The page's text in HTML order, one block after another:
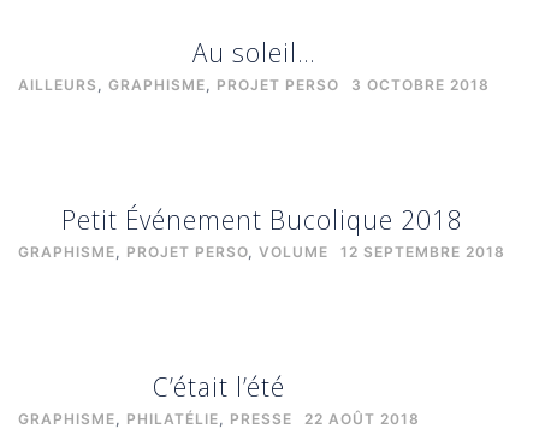
Au soleil…
AILLEURS , GRAPHISME, PROJET PERSO 3 OCTOBRE 2018
Petit Événement Bucolique 2018
GRAPHISME, PROJET PERSO, VOLUME 12 SEPTEMBRE 2018
C’était l’été
GRAPHISME, PHILATÉLIE, PRESSE 22 AOÛT 2018